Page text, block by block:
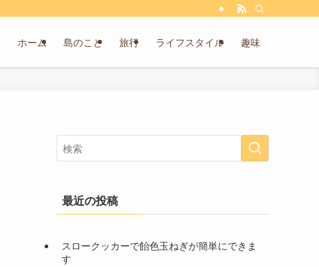
ホーム 島のこと 旅行 ライフスタイル 趣味
最近の投稿
スロークッカーで飴色玉ねぎが簡単にできま
す